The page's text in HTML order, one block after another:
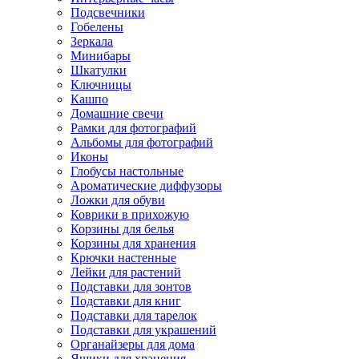
Подсвечники
Гобелены
Зеркала
Минибары
Шкатулки
Ключницы
Кашпо
Домашние свечи
Рамки для фотографий
Альбомы для фотографий
Иконы
Глобусы настольные
Ароматические диффузоры
Ложки для обуви
Коврики в прихожую
Корзины для белья
Корзины для хранения
Крючки настенные
Лейки для растений
Подставки для зонтов
Подставки для книг
Подставки для тарелок
Подставки для украшений
Органайзеры для дома